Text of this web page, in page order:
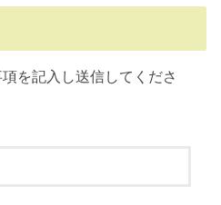
を記入し送信してくださ